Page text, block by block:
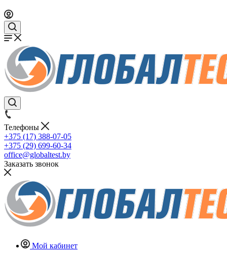
Телефоны
+375 (17) 388-07-05
+375 (29) 699-60-34
office@globaltest.by
Заказать звонок
Мой кабинет